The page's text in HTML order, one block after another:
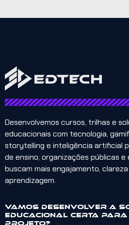
Desenvolvemos cursos, trilhas e
educacionais com tecnologia,
storytelling e inteligência artificial
de ensino, organizações públicas e
buscam mais engajamento,
aprendizagem.
Vamos desenvolver a
educacional certa para
projeto?